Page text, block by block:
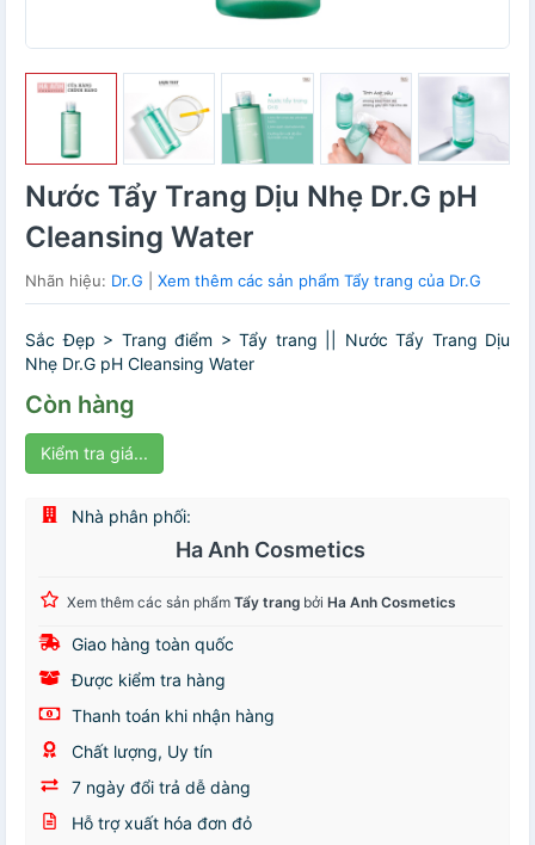
Nước Tẩy Trang Dịu Nhẹ Dr.G pH
Cleansing Water
Nhãn hiệu: Dr.G Xem thêm các sản phẩm Tẩy trang của Dr.G
Sắc Đẹp > Trang điểm > Tẩy trang || Nước Tẩy Trang Dịu
Nhẹ Dr.G pH Cleansing Water
Còn hàng
Kiểm tra giá...
Nhà phân phối:
Ha Anh Cosmetics
Xem thêm các sản phẩm Tẩy trang bởi Ha Anh Cosmetics
Giao hàng toàn quốc
Được kiểm tra hàng
Thanh toán khi nhận hàng
Chất lượng, Uy tín
7 ngày đổi trả dễ dàng
Hỗ trợ xuất hóa đơn đỏ